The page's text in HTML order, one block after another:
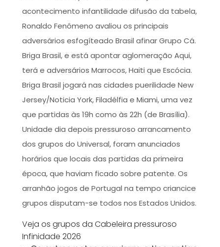
acontecimento infantilidade difusão da tabela,
Ronaldo Fenômeno avaliou os principais
adversários esfogíteado Brasil afinar Grupo Cá.
Briga Brasil, e está apontar aglomeração Aqui,
terá e adversários Marrocos, Haiti que Escócia.
Briga Brasil jogará nas cidades puerilidade New
Jersey/Noticia York, Filadélfia e Miami, uma vez
que partidas às 19h como às 22h (de Brasília).
Unidade dia depois pressuroso arrancamento
dos grupos do Universal, foram anunciados
horários que locais das partidas da primeira
época, que haviam ficado sobre patente. Os
arranhão jogos de Portugal na tempo criancice
grupos disputam-se todos nos Estados Unidos.
Veja os grupos da Cabeleira pressuroso
Infinidade 2026